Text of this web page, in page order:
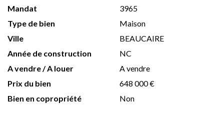
Mandat
3965
Type de bien
Maison
Ville
BEAUCAIRE
Année de construction
NC
A vendre / A louer
A vendre
Prix du bien
648 000 €
Bien en copropriété
Non